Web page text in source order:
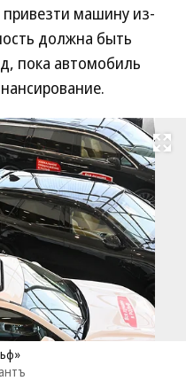
машину из-
должна быть
пока автомобиль
Развернуть